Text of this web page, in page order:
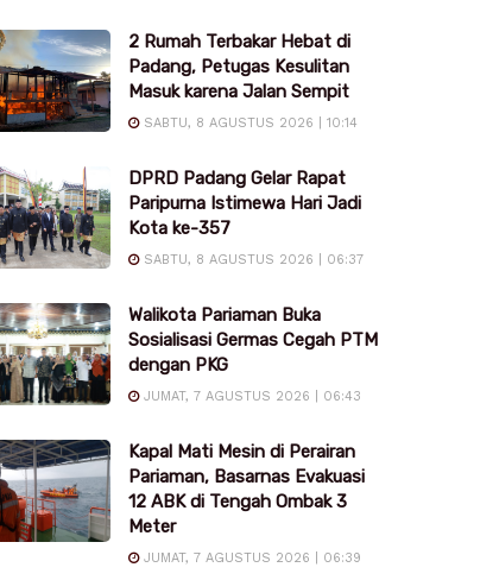
2 Rumah Terbakar Hebat di
Padang, Petugas Kesulitan
Masuk karena Jalan Sempit
SABTU, 8 AGUSTUS 2026 | 10:14
DPRD Padang Gelar Rapat
Paripurna Istimewa Hari Jadi
Kota ke-357
SABTU, 8 AGUSTUS 2026 | 06:37
Walikota Pariaman Buka
Sosialisasi Germas Cegah PTM
dengan PKG
JUMAT, 7 AGUSTUS 2026 | 06:43
Kapal Mati Mesin di Perairan
Pariaman, Basarnas Evakuasi
12 ABK di Tengah Ombak 3
Meter
JUMAT, 7 AGUSTUS 2026 | 06:39